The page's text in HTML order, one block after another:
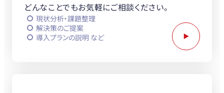
どんなことでもお気軽にご相談ください。
現状分析・課題整理
解決策のご提案
導入プランの説明 など